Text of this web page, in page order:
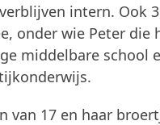
intern. Ook
onder wie Peter die
middelbare school
van 17 en haar